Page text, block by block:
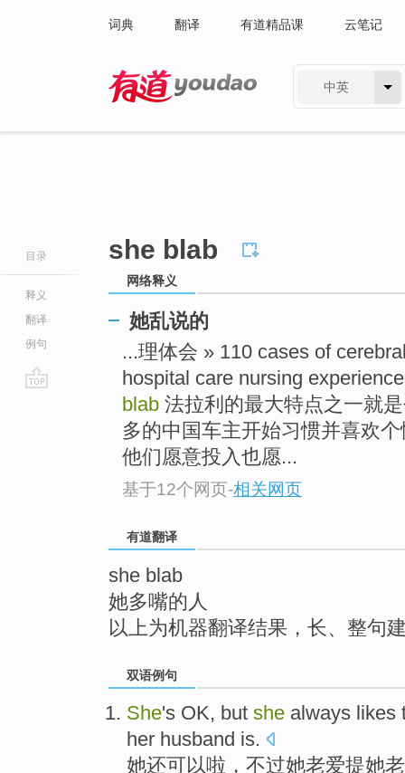
词典 翻译 有道精品课 云笔记
中英
目录
释义
翻译
例句
she blab
网络释义
她乱说的
...理体会 » 110 cases of
hospital care nursing
blab 法拉利的最大特点之一就
多的中国车主开始习惯并喜欢
他们愿意投入也愿...
基于12个网页-相关网页
有道翻译
she blab
她多嘴的人
以上为机器翻译结果，长、整句
双语例句
She's OK, but she always likes
her husband is.
她还可以啦 ， 不过她老爱提她